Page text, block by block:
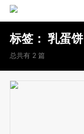
标签： 乳蛋饼
总共有 2 篇